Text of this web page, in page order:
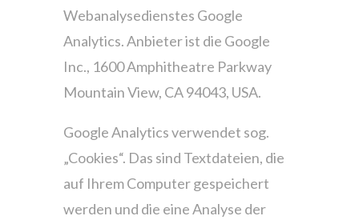
Webanalysedienstes Google
Analytics. Anbieter ist die Google
Inc., 1600 Amphitheatre Parkway
Mountain View, CA 94043, USA.
Google Analytics verwendet sog.
„Cookies“. Das sind Textdateien, die
auf Ihrem Computer gespeichert
werden und die eine Analyse der